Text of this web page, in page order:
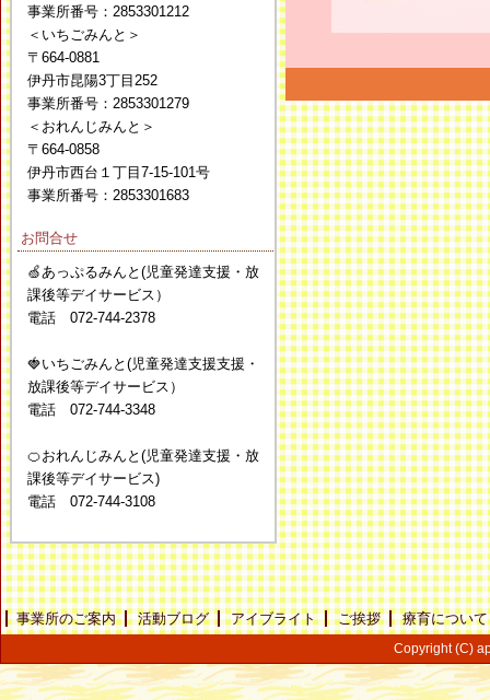
事業所番号：2853301212
＜いちごみんと＞
〒664-0881
伊丹市昆陽3丁目252
事業所番号：2853301279
＜おれんじみんと＞
〒664-0858
伊丹市西台１丁目7-15-101号
事業所番号：2853301683
お問合せ
🍏あっぷるみんと(児童発達支援・放
課後等デイサービス）
電話 072-744-2378
🍓いちごみんと(児童発達支援支援・
放課後等デイサービス）
電話 072-744-3348
🍊おれんじみんと(児童発達支援・放
課後等デイサービス)
電話 072-744-3108
事業所のご案内 活動ブログ アイブライト ご挨拶 療育について
Copyright (C)